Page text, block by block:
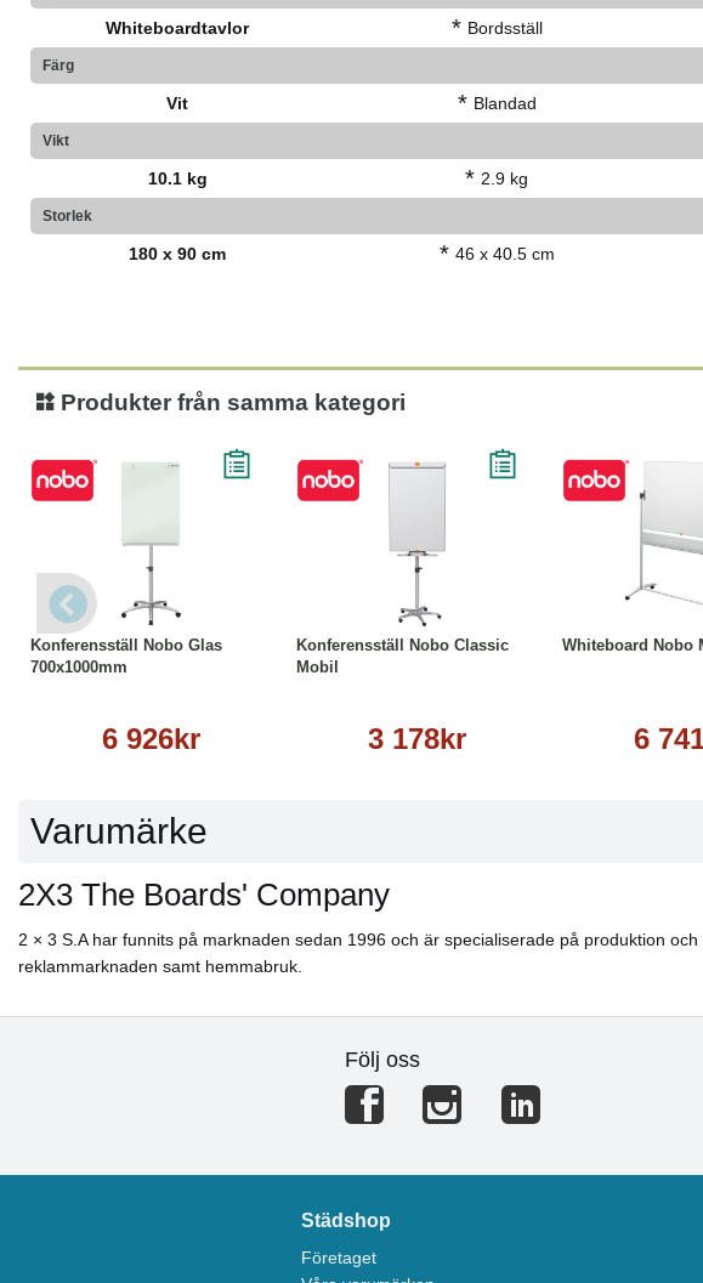
Whiteboardtavlor * Bordsställ
Färg
Vit * Blandad
Vikt
10.1 kg * 2.9 kg
Storlek
180 x 90 cm * 46 x 40.5 cm
Produkter från samma kategori
Konferensställ Nobo Glas
700x1000mm
6 926kr
Köp
Konferensställ Nobo Classic
Mobil
3 178kr
Whiteboard Nobo
6
Läs mer
Varumärke
2X3 The Boards' Company
2 × 3 S.A har funnits på marknaden sedan 1996 och är specialiserade på produktion
reklammarknaden samt hemmabruk.
Följ oss
Städshop
Företaget